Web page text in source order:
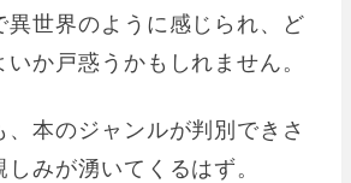
異世界のように感じられ、ど
か戸惑うかもしれません。
、本のジャンルが判別できさ
みが湧いてくるはず。